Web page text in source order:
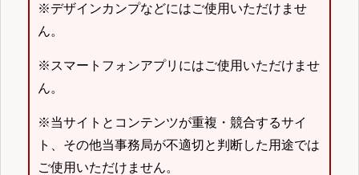
※デザインカンプなどにはご使用いただけませ
ん。
※スマートフォンアプリにはご使用いただけませ
ん。
※当サイトとコンテンツが重複・競合するサイ
ト、その他当事務局が不適切と判断した用途では
ご使用いただけません。